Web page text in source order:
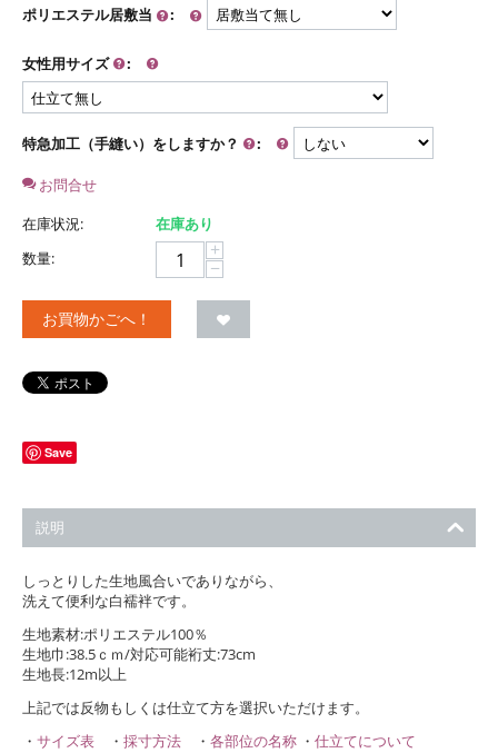
ポリエステル居敷当 :
女性用サイズ :
特急加工（手縫い）をしますか？ :
お問合せ
在庫状況:
在庫あり
数量:
+
−
お買物かごへ！
Save
説明
しっとりした生地風合いでありながら、
洗えて便利な白襦袢です。
生地素材:ポリエステル100％
生地巾:38.5ｃｍ/対応可能裄丈:73cm
生地長:12m以上
上記では反物もしくは仕立て方を選択いただけます。
・ サイズ表 ・ 採寸方法 ・ 各部位の名称 ・ 仕立てについて